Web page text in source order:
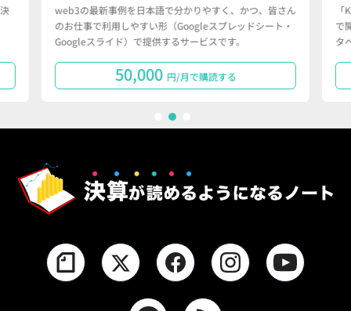
web3の最新事例を日本語で分かりやすく、かつ、皆さん
のお仕事で利用しやすい形（Googleスプレッドシート・
Googleスライド）で提供するサービスです。
50,000 円/月で購読する
で
タ